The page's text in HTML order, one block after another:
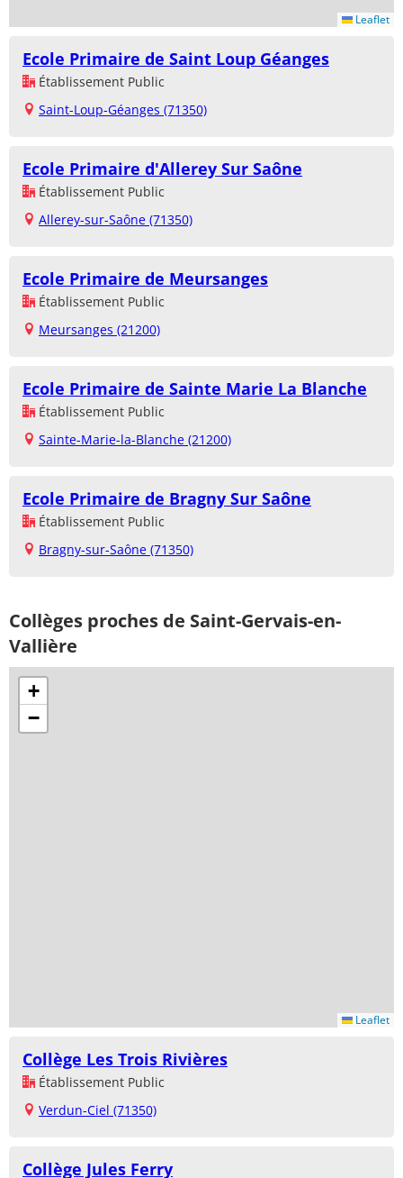
Leaflet
Ecole Primaire de Saint Loup Géanges
Établissement Public
Saint-Loup-Géanges (71350)
Ecole Primaire d'Allerey Sur Saône
Établissement Public
Allerey-sur-Saône (71350)
Ecole Primaire de Meursanges
Établissement Public
Meursanges (21200)
Ecole Primaire de Sainte Marie La Blanche
Établissement Public
Sainte-Marie-la-Blanche (21200)
Ecole Primaire de Bragny Sur Saône
Établissement Public
Bragny-sur-Saône (71350)
Collèges proches de Saint-Gervais-en-
Vallière
+
−
Leaflet
Collège Les Trois Rivières
Établissement Public
Verdun-Ciel (71350)
Collège Jules Ferry